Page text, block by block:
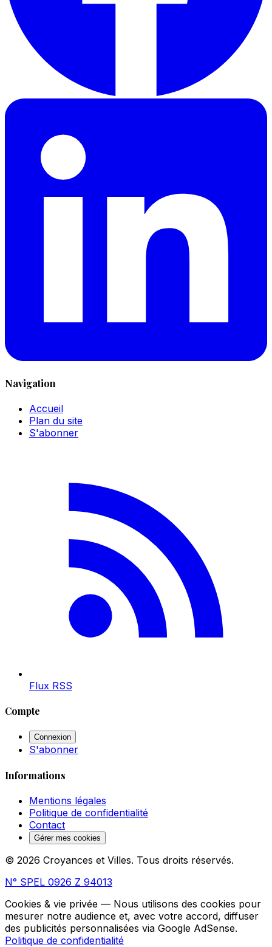
Navigation
Accueil
Plan du site
S'abonner
Flux RSS
Compte
Connexion
S'abonner
Informations
Mentions légales
Politique de confidentialité
Contact
Gérer mes cookies
© 2026 Croyances et Villes. Tous droits réservés.
N° SPEL 0926 Z 94013
Cookies & vie privée — Nous utilisons des cookies pour
mesurer notre audience et, avec votre accord, diffuser
des publicités personnalisées via Google AdSense.
Politique de confidentialité